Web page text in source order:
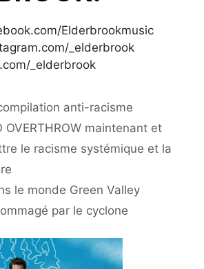
Elderbrookmusic
_elderbrook
_elderbrook
anti-racisme
OVERTHROW maintenant et
le racisme systémique et la
le monde Green Valley
par le cyclone